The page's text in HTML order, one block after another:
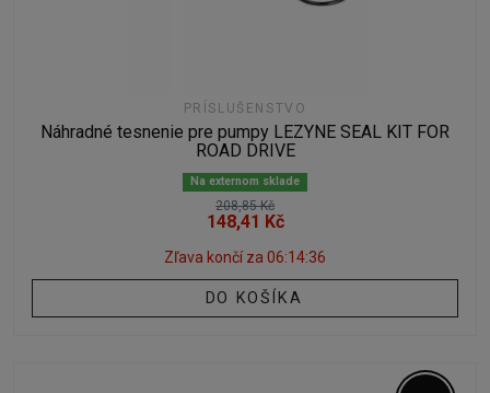
PRÍSLUŠENSTVO
Náhradné tesnenie pre pumpy LEZYNE SEAL KIT FOR
ROAD DRIVE
Na externom sklade
208,85 Kč
148,41 Kč
Zľava končí za 06:14:35
DO KOŠÍKA